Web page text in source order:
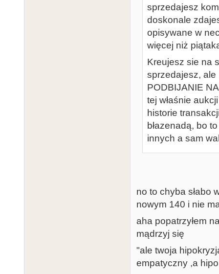
sprzedajesz
doskonale
opisywane w
więcej niż
Kreujesz sie na
sprzedajesz, ale
PODBIJANIE
tej właśnie
historie
błazenadą, bo
innych a sam
no to chyba słabo
nowym 140 i nie
aha popatrzyłem
mądrzyj się
"ale twoja
empatyczny ,a